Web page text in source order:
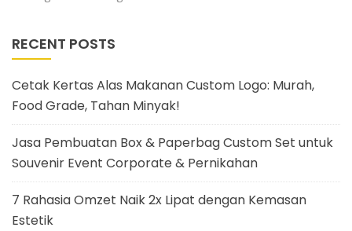
RECENT POSTS
Cetak Kertas Alas Makanan Custom Logo: Murah,
Food Grade, Tahan Minyak!
Jasa Pembuatan Box & Paperbag Custom Set untuk
Souvenir Event Corporate & Pernikahan
7 Rahasia Omzet Naik 2x Lipat dengan Kemasan
Estetik